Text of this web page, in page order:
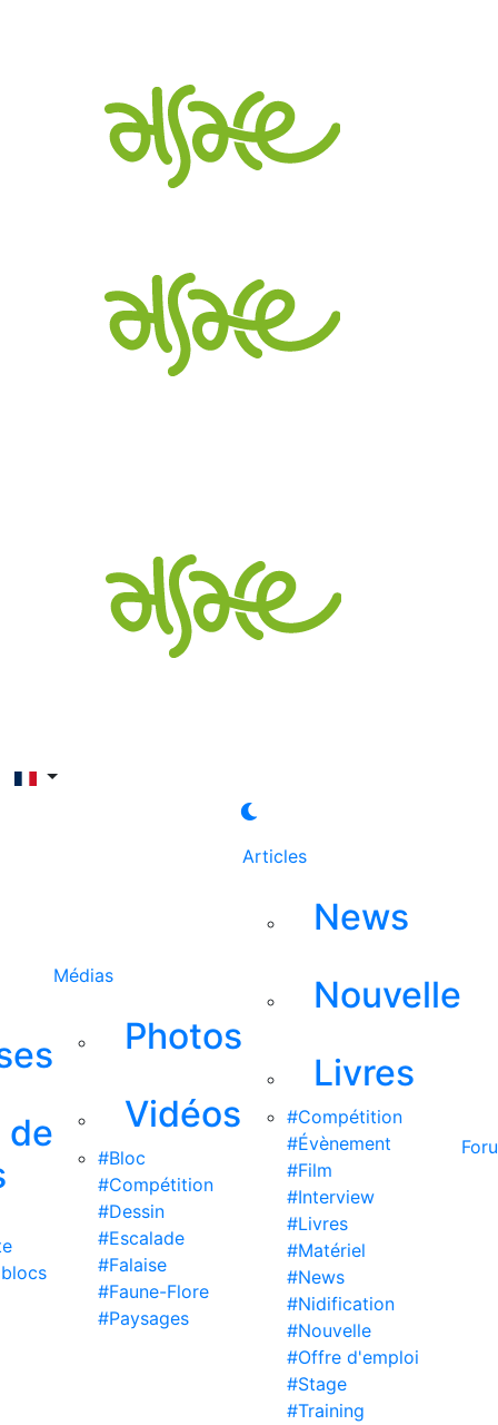
de
Médias
Photos
Vidéos
#Bloc
#Compétition
#Dessin
#Escalade
#Falaise
#Faune-Flore
#Paysages
Articles
News
Nouvelle
Livres
#Compétition
#Évènement
#Film
#Interview
#Livres
#Matériel
#News
#Nidification
#Nouvelle
#Offre d'emploi
#Stage
#Training